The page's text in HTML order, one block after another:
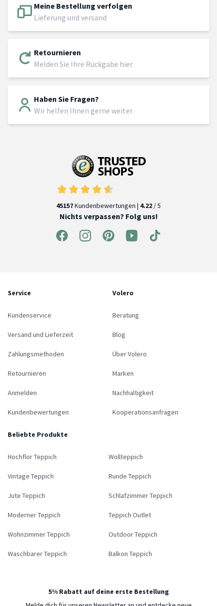
Meine Bestellung verfolgen
Lieferung und versand
Retournieren
Melden Sie Ihre Rückgabe hier
Haben Sie Fragen?
Wir helfen Ihnen gerne weiter
45157Kundenbewertungen | 4.22 / 5
Nichts verpassen? Folg uns!
Service
Kundenservice
Versand und Lieferzeit
Zahlungsmethoden
Retournieren
Anmelden
Kundenbewertungen
Volero
Beratung
Blog
Über Volero
Marken
Nachhaltigkeit
Kooperationsanfragen
Beliebte Produkte
Hochflor Teppich Wollteppich
Vintage Teppich Runde Teppich
Jute Teppich Schlafzimmer Teppich
Moderner Teppich Teppich Outlet
Wohnzimmer Teppich Outdoor Teppich
Waschbarer Teppich Balkon Teppich
5% Rabatt auf deine erste Bestellung